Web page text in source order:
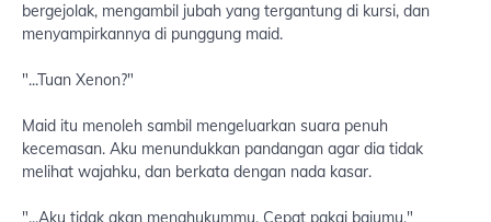
bergejolak, mengambil jubah yang tergantung di kursi, dan
menyampirkannya di punggung maid.
"...Tuan Xenon?"
Maid itu menoleh sambil mengeluarkan suara penuh
kecemasan. Aku menundukkan pandangan agar dia tidak
melihat wajahku, dan berkata dengan nada kasar.
"...Aku tidak akan menghukummu. Cepat pakai bajumu."